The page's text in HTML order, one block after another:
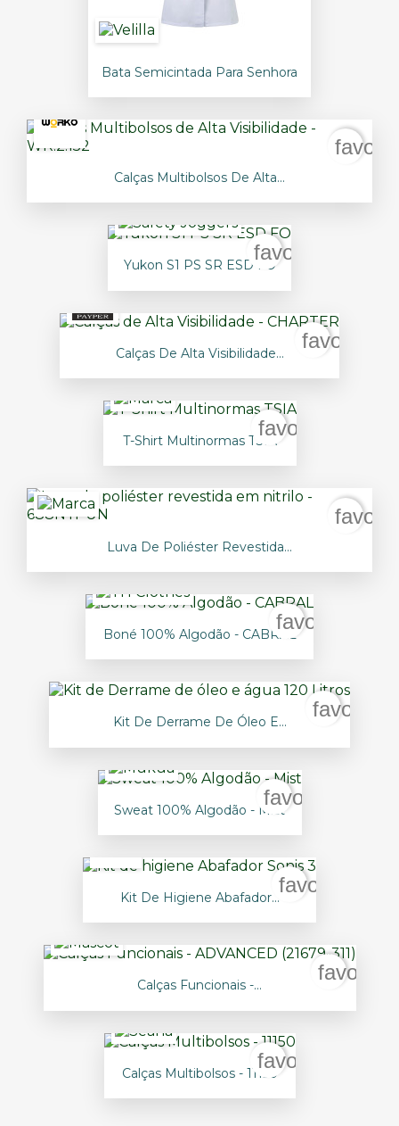
Bata Semicintada Para Senhora
Calças Multibolsos De Alta...
Yukon S1 PS SR ESD FO
favorite_border
Calças De Alta Visibilidade...
T-Shirt Multinormas TSIA
Luva De Poliéster Revestida...
Boné 100% Algodão - CABRAL
Kit De Derrame De Óleo E...
Sweat 100% Algodão - Mist
Kit De Higiene Abafador...
Calças Funcionais -...
Calças Multibolsos - 11150
favorite_border